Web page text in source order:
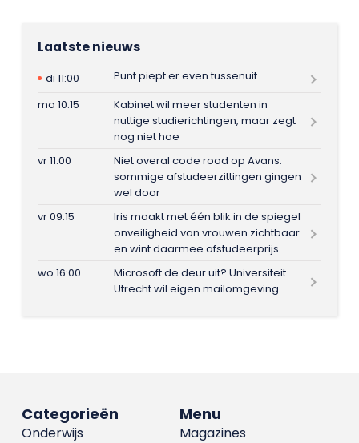
Laatste nieuws
di 11:00
Punt piept er even tussenuit
ma 10:15
Kabinet wil meer studenten in
nuttige studierichtingen, maar zegt
nog niet hoe
vr 11:00
Niet overal code rood op Avans:
sommige afstudeerzittingen gingen
wel door
vr 09:15
Iris maakt met één blik in de spiegel
onveiligheid van vrouwen zichtbaar
en wint daarmee afstudeerprijs
wo 16:00
Microsoft de deur uit? Universiteit
Utrecht wil eigen mailomgeving
Menu
Magazines
Categorieën
Onderwijs